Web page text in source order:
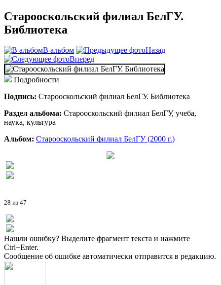
Старооскольский филиал БелГУ.
Библиотека
В альбом
Назад
Вперед
Подробности
Подпись: Старооскольский филиал БелГУ. Библиотека
Раздел альбома: Старооскольский филиал БелГУ, учеба,
наука, культура
Альбом: Старооскольский филиал БелГУ (2000 г.)
28 из 47
Нашли ошибку? Выделите фрагмент текста и нажмите
Ctrl+Enter.
Сообщение об ошибке автоматически отправится в редакцию.